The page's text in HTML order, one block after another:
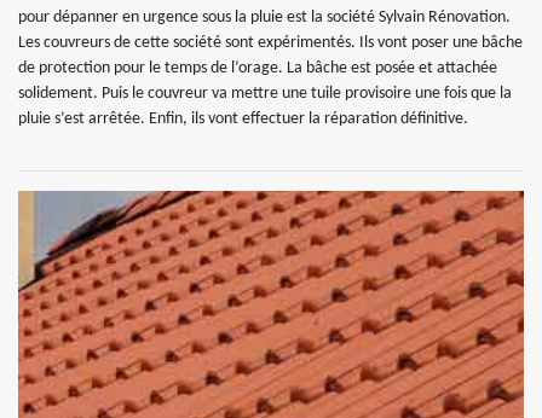
pour dépanner en urgence sous la pluie est la société Sylvain Rénovation.
Les couvreurs de cette société sont expérimentés. Ils vont poser une bâche
de protection pour le temps de l’orage. La bâche est posée et attachée
solidement. Puis le couvreur va mettre une tuile provisoire une fois que la
pluie s’est arrêtée. Enfin, ils vont effectuer la réparation définitive.